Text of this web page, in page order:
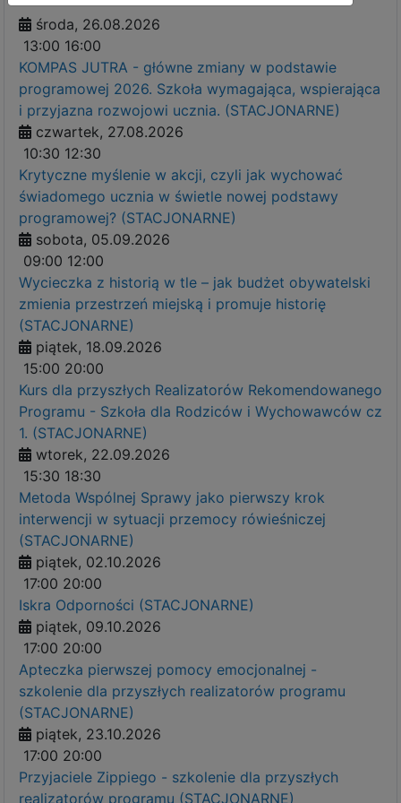
środa, 26.08.2026
13:00 16:00
KOMPAS JUTRA - główne zmiany w podstawie
programowej 2026. Szkoła wymagająca, wspierająca
i przyjazna rozwojowi ucznia. (STACJONARNE)
czwartek, 27.08.2026
10:30 12:30
Krytyczne myślenie w akcji, czyli jak wychować
świadomego ucznia w świetle nowej podstawy
programowej? (STACJONARNE)
sobota, 05.09.2026
09:00 12:00
Wycieczka z historią w tle – jak budżet obywatelski
zmienia przestrzeń miejską i promuje historię
(STACJONARNE)
piątek, 18.09.2026
15:00 20:00
Kurs dla przyszłych Realizatorów Rekomendowanego
Programu - Szkoła dla Rodziców i Wychowawców cz
1. (STACJONARNE)
wtorek, 22.09.2026
15:30 18:30
Metoda Wspólnej Sprawy jako pierwszy krok
interwencji w sytuacji przemocy rówieśniczej
(STACJONARNE)
piątek, 02.10.2026
17:00 20:00
Iskra Odporności (STACJONARNE)
piątek, 09.10.2026
17:00 20:00
Apteczka pierwszej pomocy emocjonalnej -
szkolenie dla przyszłych realizatorów programu
(STACJONARNE)
piątek, 23.10.2026
17:00 20:00
Przyjaciele Zippiego - szkolenie dla przyszłych
realizatorów programu (STACJONARNE)